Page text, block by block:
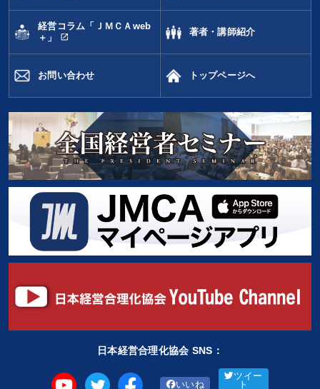
経営コラム「ＪＭＣＡweb
＋」
open_in_new
著者・講師紹介
お問い合わせ トップページへ
日本経営合理化協会 SNS：
いいね
ツイー
ト